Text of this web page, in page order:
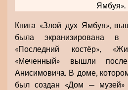
Ямбуя».
Книга «Злой дух Ямбуя»,
была экранизирована в
«Последний костёр»,
«Меченный» вышли
Анисимовича. В доме,
был создан «Дом — музей»